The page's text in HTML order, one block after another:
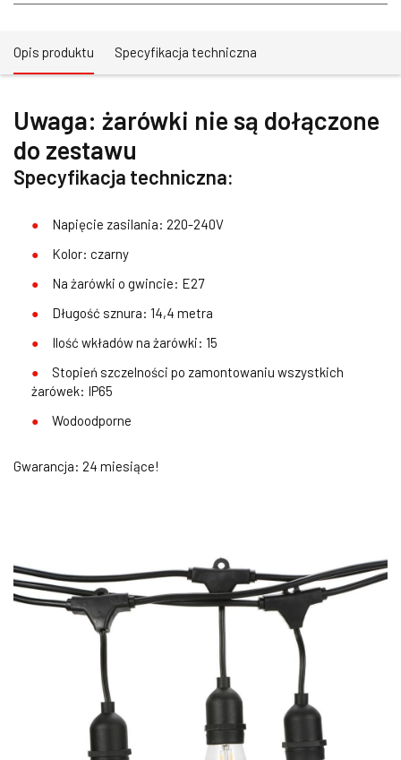
Opis produktu Specyfikacja techniczna
Uwaga: żarówki nie są dołączone
do zestawu
Specyfikacja techniczna:
Napięcie zasilania: 220-240V
Kolor: czarny
Na żarówki o gwincie: E27
Długość sznura: 14,4 metra
Ilość wkładów na żarówki: 15
Stopień szczelności po zamontowaniu wszystkich
żarówek: IP65
Wodoodporne
Gwarancja: 24 miesiące!